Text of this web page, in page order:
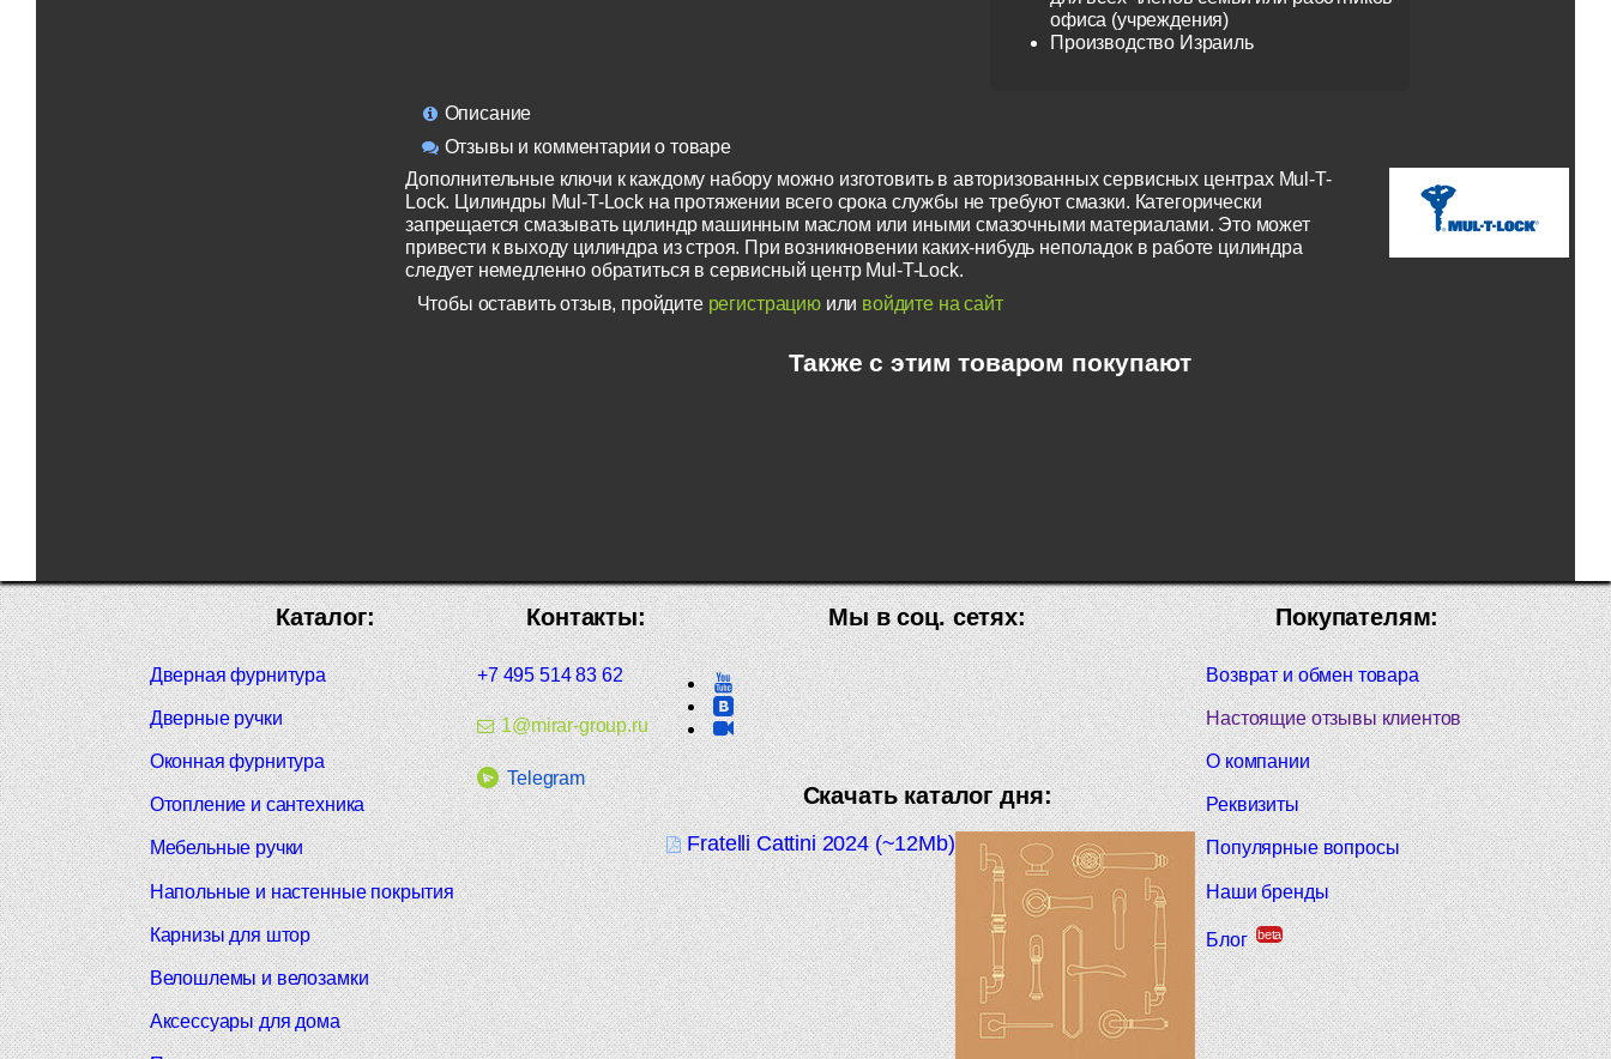
офиса (учреждения)
Производство Израиль
Описание
Отзывы и комментарии о товаре
Дополнительные ключи к каждому набору можно изготовить в авторизованных сервисных центрах Mul-T-
Lock. Цилиндры Mul-T-Lock на протяжении всего срока службы не требуют смазки. Категорически
запрещается смазывать цилиндр машинным маслом или иными смазочными материалами. Это может
привести к выходу цилиндра из строя. При возникновении каких-нибудь неполадок в работе цилиндра
следует немедленно обратиться в сервисный центр Mul-T-Lock.
Чтобы оставить отзыв, пройдите регистрациюили войдите на сайт
Также с этим товаром покупают
Покупателям:
Возврат и обмен товара
Настоящие отзывы клиентов
О компании
Реквизиты
Популярные вопросы
Наши бренды
Блог beta
Мы в соц. сетях:
Скачать каталог дня:
Fratelli Cattini 2024 (~12Mb)
Контакты:
+7 495 514 83 62
1@mirar-group.ru
Telegram
Каталог:
Дверная фурнитура
Дверные ручки
Оконная фурнитура
Отопление и сантехника
Мебельные ручки
Напольные и настенные покрытия
Карнизы для штор
Велошлемы и велозамки
Аксессуары для дома